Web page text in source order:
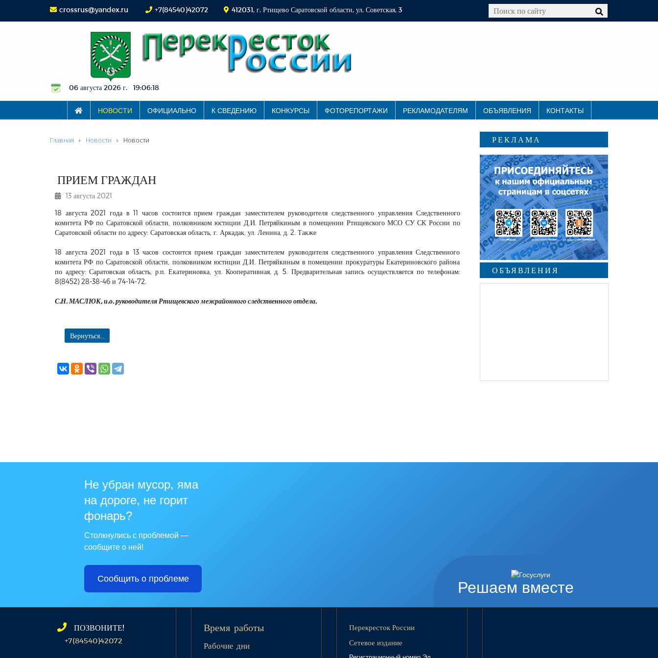
crossrus@yandex.ru +7(84540)42072 412031, г. Ртищево Саратовской области, ул. Советская, 3
06 августа 2026 г. 19:06:18
НОВОСТИ ОФИЦИАЛЬНО К СВЕДЕНИЮ КОНКУРСЫ ФОТОРЕПОРТАЖИ РЕКЛАМОДАТЕЛЯМ ОБЪЯВЛЕНИЯ КОНТАКТЫ
Главная Новости Новости
ПРИЕМ ГРАЖДАН
13 августа 2021
18 августа 2021 года в 11 часов состоится прием граждан заместителем руководителя следственного управления Следственного
комитета РФ по Саратовской области, полковником юстиции Д.И. Петряйкиным в помещении Ртищевского МСО СУ СК России по
Саратовской области по адресу: Саратовская область, г. Аркадак, ул. Ленина, д. 2. Также
18 августа 2021 года в 13 часов состоится прием граждан заместителем руководителя следственного управления Следственного
комитета РФ по Саратовской области, полковником юстиции Д.И. Петряйкиным в помещении прокуратуры Екатериновского района
по адресу: Саратовская область, р.п. Екатериновка, ул. Кооперативная, д. 5. Предварительная запись осуществляется по телефонам:
8(8452) 28-38-46 и 74-14-72.
С.Н. МАСЛЮК, и.о. руководителя Ртищевского межрайонного следственного отдела.
Вернуться...
РЕКЛАМА
ОБЪЯВЛЕНИЯ
Решаем вместе
Не убран мусор, яма
на дороге, не горит
фонарь?
Столкнулись с проблемой —
сообщите о ней!
Сообщить о проблеме
ПОЗВОНИТЕ!
+7(84540)42072
Время работы
Рабочие дни
Перекресток России
Сетевое издание